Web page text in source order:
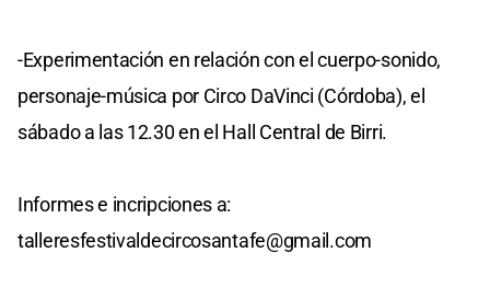
-Experimentación en relación con el cuerpo-sonido,
personaje-música por Circo DaVinci (Córdoba), el
sábado a las 12.30 en el Hall Central de Birri.
Informes e incripciones a:
talleresfestivaldecircosantafe@gmail.com